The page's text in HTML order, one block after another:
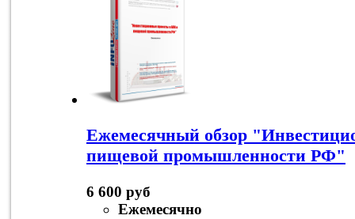
Ежемесячный обзор
пищевой промышленности РФ"
6 600 руб
Ежемесячно